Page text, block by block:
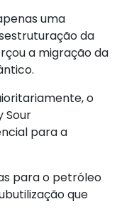
uma
da
a migração da
o
Sour
para a
para o petróleo
que